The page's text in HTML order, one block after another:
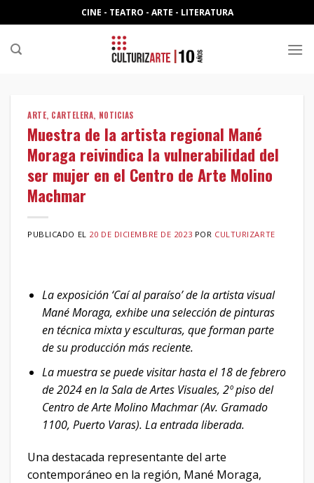
to
content
CINE - TEATRO - ARTE - LITERATURA
ARTE, CARTELERA, NOTICIAS
Muestra de la artista regional Mané
Moraga reivindica la vulnerabilidad del
ser mujer en el Centro de Arte Molino
Machmar
PUBLICADO EL 20 DE DICIEMBRE DE 2023 POR CULTURIZARTE
La exposición ‘Caí al paraíso’ de la artista visual
Mané Moraga, exhibe una selección de pinturas
en técnica mixta y esculturas, que forman parte
de su producción más reciente.
La muestra se puede visitar hasta el 18 de febrero
de 2024 en la Sala de Artes Visuales, 2º piso del
Centro de Arte Molino Machmar (Av. Gramado
1100, Puerto Varas). La entrada liberada.
Una destacada representante del arte
contemporáneo en la región, Mané Moraga,